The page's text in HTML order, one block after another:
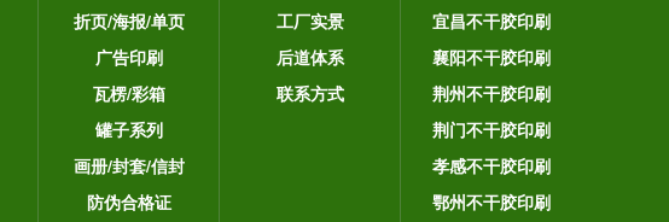
折页/海报/单页
广告印刷
瓦楞/彩箱
罐子系列
画册/封套/信封
防伪合格证
工厂实景
后道体系
联系方式
宜昌不干胶印刷
襄阳不干胶印刷
荆州不干胶印刷
荆门不干胶印刷
孝感不干胶印刷
鄂州不干胶印刷